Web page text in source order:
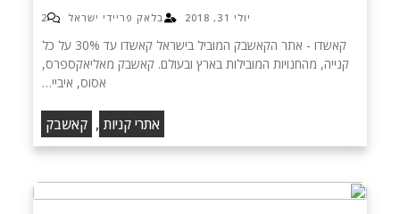
יולי 31, 2018 בלאק פריידי ישראל 2
קאשדו - אתר הקאשבק המוביל בישראל קאשדו עד 30% על כל
קנייה, מהחנויות המובילות בארץ ובעולם. קאשבק מאליאקספרס,
אסוס, איביי…
אתרי קניות , קאשבק